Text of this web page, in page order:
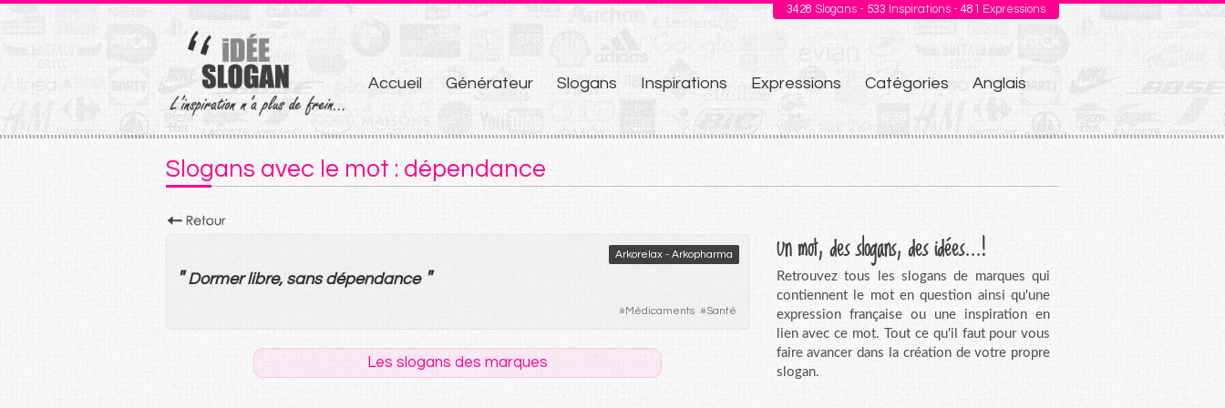
3428 Slogans - 533 Inspirations - 481 Expressions
Aller
au
contenu
Accueil Générateur Slogans Inspirations Expressions Catégories Anglais
Slogans avec le mot : dépendance
Arkorelax - Arkopharma
"Dormerlibre, sans dépendance "
#Médicaments #Santé
Les slogans des marques
Un mot, des slogans, des idées...!
Retrouvez tous les slogans de marques qui
contiennent le mot en question ainsi qu'une
expression française ou une inspiration en
lien avec ce mot. Tout ce qu'il faut pour vous
faire avancer dans la création de votre propre
slogan.